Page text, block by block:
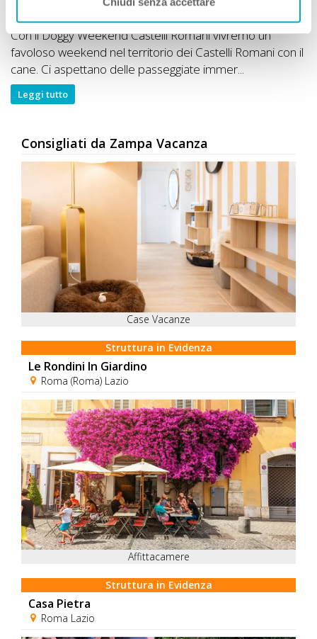
Con il Doggy Weekend Castelli Romani vivremo un
favoloso weekend nel territorio dei Castelli Romani con il
cane. Ci aspettano delle passeggiate immer...
Leggi tutto
Consigliati da Zampa Vacanza
Case Vacanze
Struttura in Evidenza
Le Rondini In Giardino
Roma (Roma) Lazio
Affittacamere
Struttura in Evidenza
Casa Pietra
Roma Lazio